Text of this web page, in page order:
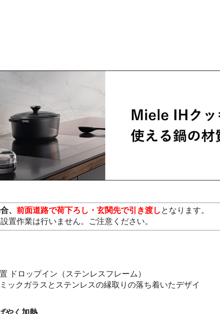
、 前面道路で荷下ろし・玄関先で引き渡し となります。
置作業は行いません。ご注意ください。
ドロップイン（ステンレスフレーム）
ックガラスとステンレスの縁取りの落ち着いたデザイ